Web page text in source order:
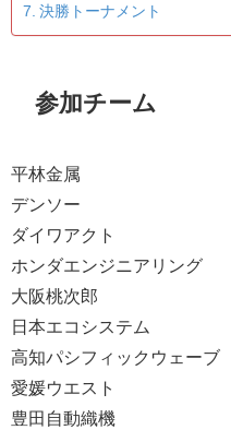
決勝トーナメント
参加チーム
平林金属
デンソー
ダイワアクト
ホンダエンジニアリング
大阪桃次郎
日本エコシステム
高知パシフィックウェーブ
愛媛ウエスト
豊田自動織機